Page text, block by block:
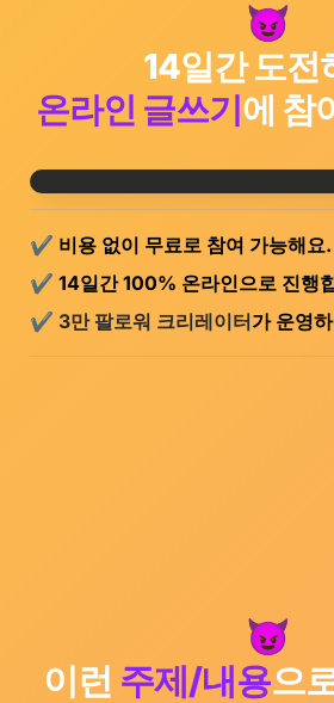
😈
14일간 도전
온라인 글쓰기 에 참
✔️ 비용 없이 무료로 참여 가능해요.
✔️ 14일간 100% 온라인으로 진행
✔️ 3만 팔로워 크리레이터가 운영
이런 주제/내용으